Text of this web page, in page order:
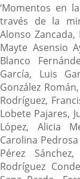
‘Momentos en
través de la
Alonso
Mayte Asensio
Blanco
García, Luis
González
Rodríguez,
Lobete Pajares,
López, Alicia
Carolina
Pérez
Rodríguez